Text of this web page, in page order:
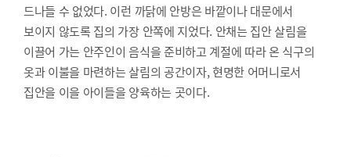
드나들 수 없었다. 이런 까닭에 안방은 바깥이나 대문에서
보이지 않도록 집의 가장 안쪽에 지었다. 안채는 집안 살림을
이끌어 가는 안주인이 음식을 준비하고 계절에 따라 온 식구의
옷과 이불을 마련하는 살림의 공간이자, 현명한 어머니로서
집안을 이을 아이들을 양육하는 곳이다.